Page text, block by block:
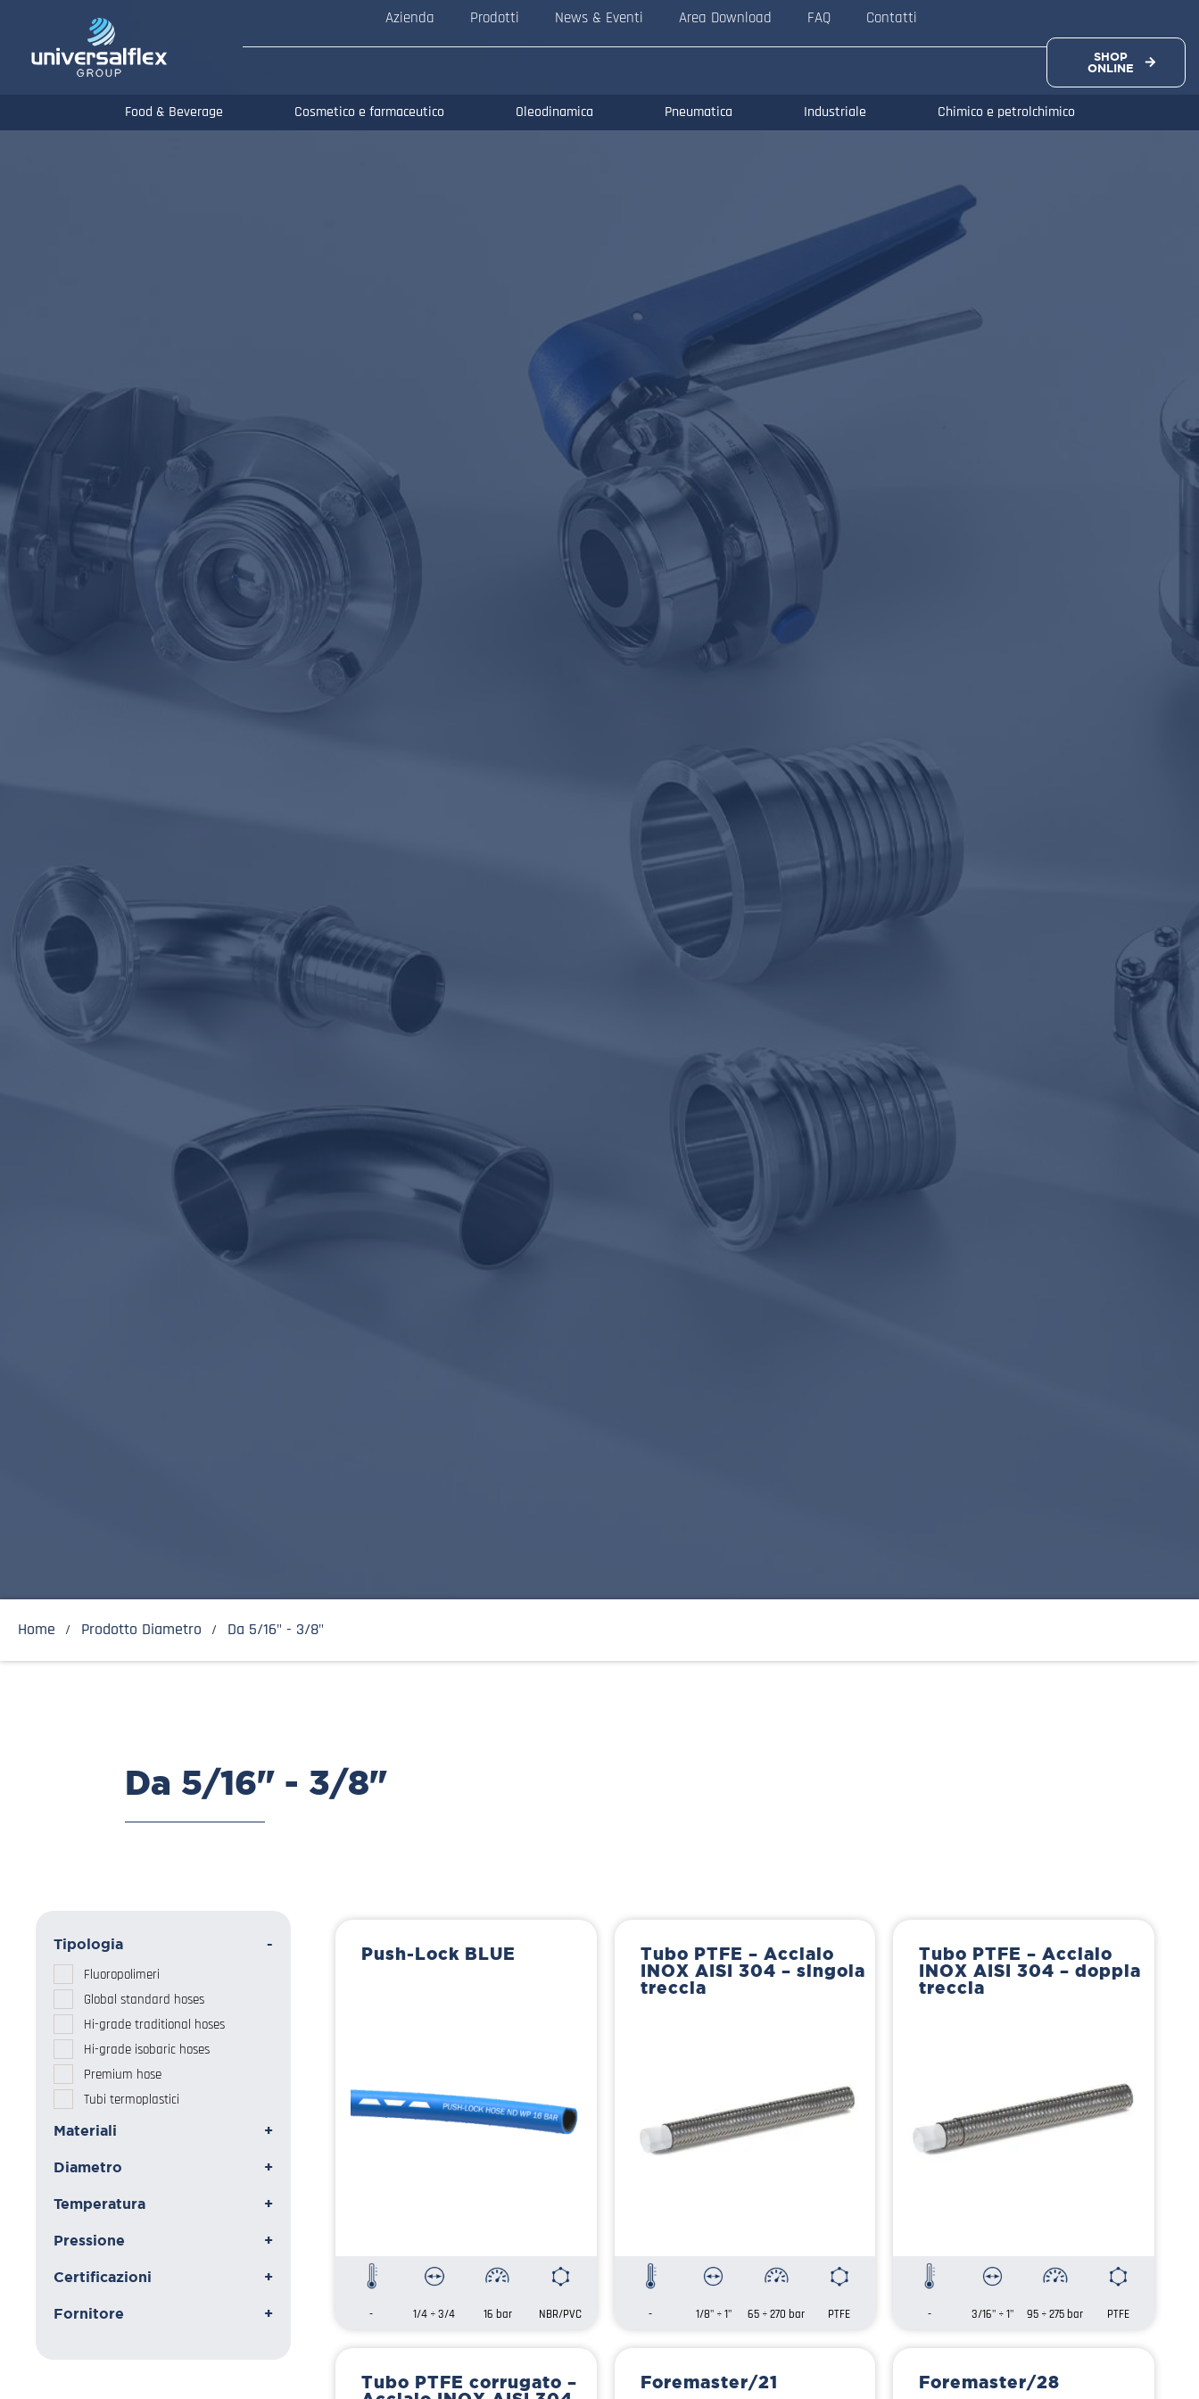
Home Prodotto Diametro Da 5/16" - 3/8"
Azienda Prodotti News & Eventi Area Download FAQ Contatti
SHOP
ONLINE
Food & Beverage Cosmetico e farmaceutico Oleodinamica Pneumatica Industriale Chimico e petrolchimico
Da 5/16" - 3/8"
Tipologia -
Fluoropolimeri
Global standard hoses
Hi-grade traditional hoses
Hi-grade isobaric hoses
Premium hose
Tubi termoplastici
Materiali
+
Diametro
+
Temperatura
+
Pressione
+
Certificazioni
+
Fornitore
+
Push-Lock BLUE
- 1/4 ÷ 3/4 16 bar NBR/PVC
Tubo PTFE – Acciaio
INOX AISI 304 – singola
treccia
- 1/8" ÷ 1" 65 ÷ 270 bar PTFE
Tubo PTFE – Acciaio
INOX AISI 304 – doppia
treccia
- 3/16" ÷ 1" 95 ÷ 275 bar PTFE
Tubo PTFE corrugato –
Foremaster/21 Foremaster/28